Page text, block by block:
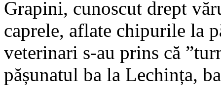
Grapini, cunoscut drept
caprele, aflate chipurile la
veterinari s-au prins că
pășunatul ba la Lechința,